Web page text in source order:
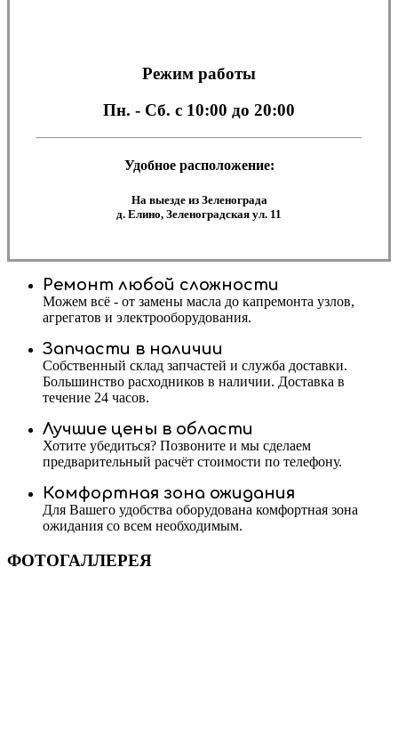
Режим работы
Пн. - Сб. с 10:00 до 20:00
Удобное расположение:
На выезде из Зеленограда
д. Елино, Зеленоградская ул. 11
Ремонт любой сложности
Можем всё - от замены масла до капремонта узлов,
агрегатов и электрооборудования.
Запчасти в наличии
Собственный склад запчастей и служба доставки.
Большинство расходников в наличии. Доставка в
течение 24 часов.
Лучшие цены в области
Хотите убедиться? Позвоните и мы сделаем
предварительный расчёт стоимости по телефону.
Комфортная зона ожидания
Для Вашего удобства оборудована комфортная зона
ожидания со всем необходимым.
ФОТОГАЛЛЕРЕЯ